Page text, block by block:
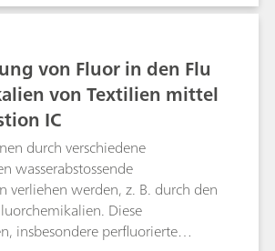
Technologie eingesetzt. Für
WO3 zugesetzt, um die
SO2 und damit die
zu verbessern. Bei
verbessert sich dadurch auch
Masse die Rückgewinnung von
von Fluor in den Flu
von Textilien mittel
IC
durch verschiedene
wasserabstossende
verliehen werden, z. B. durch den
Diese
insbesondere perfluorierte